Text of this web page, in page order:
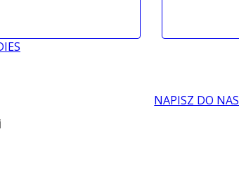
NAPISZ DO NAS